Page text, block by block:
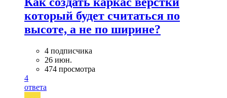
который будет считаться по
высоте, а не по ширине?
4 подписчика
26 июн.
474 просмотра
4
ответа